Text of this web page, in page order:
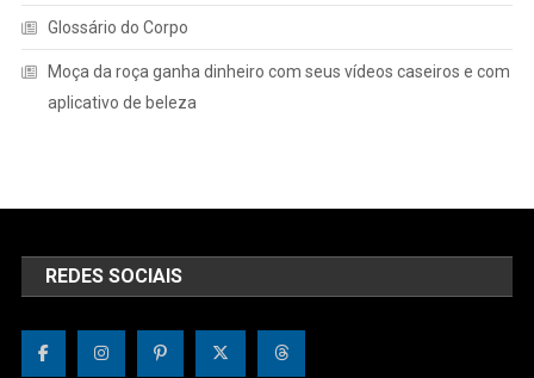
Glossário do Corpo
Moça da roça ganha dinheiro com seus vídeos caseiros e com
aplicativo de beleza
REDES SOCIAIS